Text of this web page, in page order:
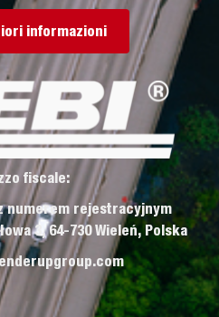
informazioni
fiscale:
numerem rejestracyjnym
3, 64-730 Wieleń, Polska